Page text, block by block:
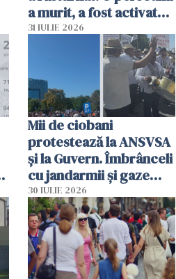
a murit, a fost activat
planul roșu de
31 IULIE 2026
Mii de ciobani
protestează la ANSVSA
și la Guvern. Îmbrânceli
cu jandarmii și gaze
lacrimogene
30 IULIE 2026